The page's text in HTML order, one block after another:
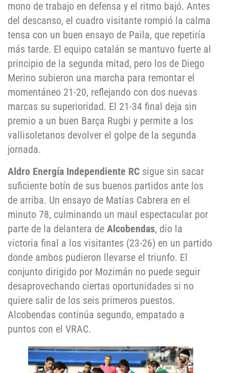
mono de trabajo en defensa y el ritmo bajó. Antes
del descanso, el cuadro visitante rompió la calma
tensa con un buen ensayo de Paila, que repetiría
más tarde. El equipo catalán se mantuvo fuerte al
principio de la segunda mitad, pero los de Diego
Merino subieron una marcha para remontar el
momentáneo 21-20, reflejando con dos nuevas
marcas su superioridad. El 21-34 final deja sin
premio a un buen Barça Rugbi y permite a los
vallisoletanos devolver el golpe de la segunda
jornada.
Aldro Energía Independiente RC sigue sin sacar
suficiente botín de sus buenos partidos ante los
de arriba. Un ensayo de Matías Cabrera en el
minuto 78, culminando un maul espectacular por
parte de la delantera de Alcobendas, dio la
victoria final a los visitantes (23-26) en un partido
donde ambos pudieron llevarse el triunfo. El
conjunto dirigido por Mozimán no puede seguir
desaprovechando ciertas oportunidades si no
quiere salir de los seis primeros puestos.
Alcobendas continúa segundo, empatado a
puntos con el VRAC.